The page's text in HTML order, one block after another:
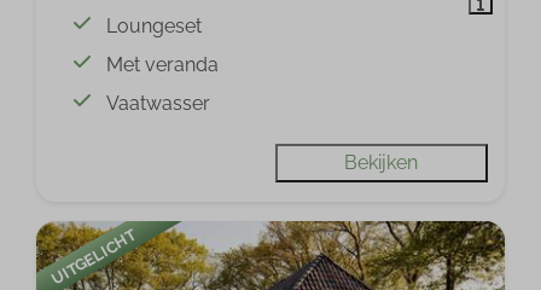
Loungeset
Met veranda
Vaatwasser
Bekijken
UITGELICHT